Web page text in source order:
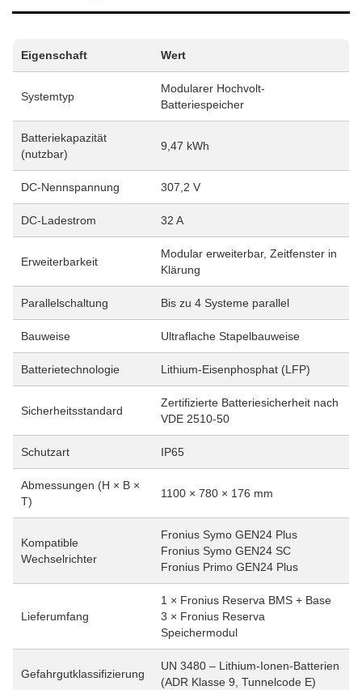
Eigenschaft Wert
Systemtyp
Modularer Hochvolt-
Batteriespeicher
Batteriekapazität
(nutzbar)
9,47 kWh
DC-Nennspannung 307,2 V
DC-Ladestrom 32 A
Erweiterbarkeit
Modular erweiterbar, Zeitfenster in
Klärung
Parallelschaltung Bis zu 4 Systeme parallel
Bauweise Ultraflache Stapelbauweise
Batterietechnologie Lithium-Eisenphosphat (LFP)
Sicherheitsstandard
Zertifizierte Batteriesicherheit nach
VDE 2510-50
Schutzart IP65
Abmessungen (H × B ×
T)
1100 × 780 × 176 mm
Kompatible
Wechselrichter
Fronius Symo GEN24 Plus
Fronius Symo GEN24 SC
Fronius Primo GEN24 Plus
Lieferumfang
1 × Fronius Reserva BMS + Base
3 × Fronius Reserva
Speichermodul
Gefahrgutklassifizierung
UN 3480 – Lithium-Ionen-Batterien
(ADR Klasse 9, Tunnelcode E)